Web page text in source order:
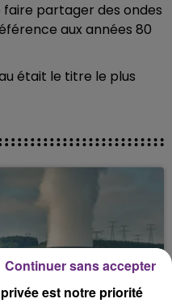
faire partager des ondes
aux années 80
était le titre le plus
est notre priorité
Continuer sans accepter